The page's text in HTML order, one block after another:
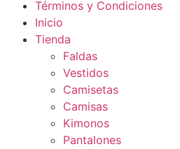
Términos y Condiciones
Inicio
Tienda
Faldas
Vestidos
Camisetas
Camisas
Kimonos
Pantalones